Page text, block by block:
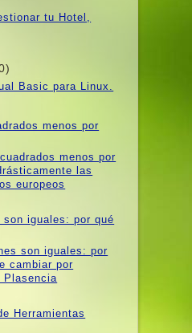
tu Hotel,
Basic para Linux.
menos por
iguales: por qué
Herramientas